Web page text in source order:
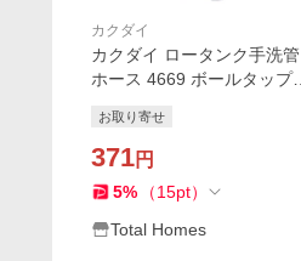
カクダイ
カクダイ ロータンク手洗管
ホース 4669 ボールタップ接
お取り寄せ
371円
5% （15pt）
Total Homes